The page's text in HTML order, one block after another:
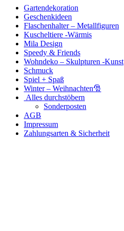
Gartendekoration
Geschenkideen
Flaschenhalter – Metallfiguren
Kuscheltiere -Wärmis
Mila Design
Speedy & Friends
Wohndeko – Skulpturen -Kunst
Schmuck
Spiel + Spaß
Winter – Weihnachten🎅
Alles durchstöbern
Sonderposten
AGB
Impressum
Zahlungsarten & Sicherheit